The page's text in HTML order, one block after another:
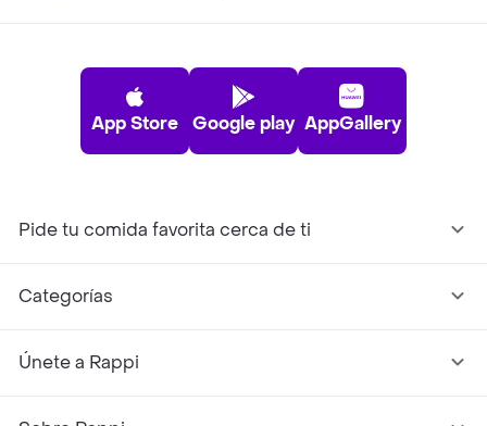
App Store Google play AppGallery
Pide tu comida favorita cerca de ti
Categorías
Únete a Rappi